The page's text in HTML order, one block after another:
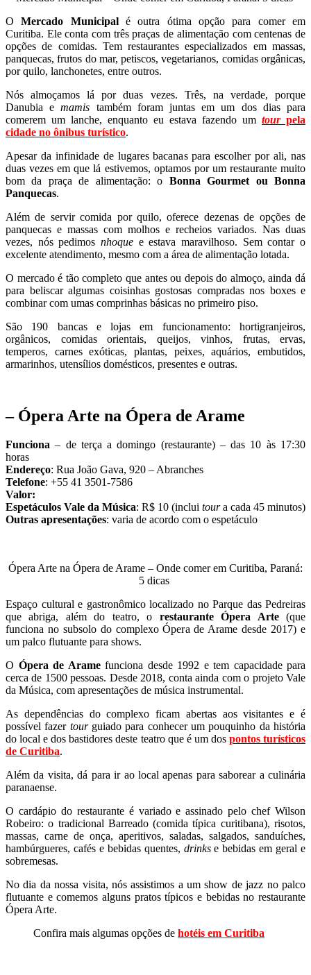
OMercado Municipalé outra ótima opção para comer em
Curitiba. Ele conta com três praças de alimentação com centenas de
opções de comidas. Tem restaurantes especializados em massas,
panquecas, frutos do mar, petiscos, vegetarianos, comidas orgânicas,
por quilo, lanchonetes, entre outros.
Nós almoçamos lá por duas vezes. Três, na verdade, porque
Danubia emamis também foram juntas em um dos dias para
comerem um lanche, enquanto eu estava fazendo um tourpela
cidade no ônibus turístico.
Apesar da infinidade de lugares bacanas para escolher por ali, nas
duas vezes em que lá estivemos, optamos por um restaurante muito
bom da praça de alimentação: o Bonna Gourmet ou Bonna
Panquecas.
Além de servir comida por quilo, oferece dezenas de opções de
panquecas e massas com molhos e recheios variados. Nas duas
vezes, nós pedimos nhoque e estava maravilhoso. Sem contar o
excelente atendimento, mesmo com a área de alimentação lotada.
O mercado é tão completo que antes ou depois do almoço, ainda dá
para beliscar algumas coisinhas gostosas compradas nos boxes e
combinar com umas comprinhas básicas no primeiro piso.
São 190 bancas e lojas em funcionamento: hortigranjeiros,
orgânicos, comidas orientais, queijos, vinhos, frutas, ervas,
temperos, carnes exóticas, plantas, peixes, aquários, embutidos,
armarinhos, utensílios domésticos, presentes e outras.
– Ópera Arte na Ópera de Arame
Funciona– de terça a domingo (restaurante) – das 10 às 17:30
horas
Endereço: Rua João Gava, 920 – Abranches
Telefone: +55 41 3501-7586
Valor:
Espetáculos Vale da Música: R$ 10 (inclui toura cada 45 minutos)
Outras apresentações: varia de acordo com o espetáculo
Ópera Arte na Ópera de Arame – Onde comer em Curitiba, Paraná:
5 dicas
Espaço cultural e gastronômico localizado no Parque das Pedreiras
que abriga, além do teatro, o restaurante Ópera Arte(que
funciona no subsolo do complexo Ópera de Arame desde 2017) e
um palco flutuante para shows.
O Ópera de Aramefunciona desde 1992 e tem capacidade para
cerca de 1500 pessoas. Desde 2018, conta ainda com o projeto Vale
da Música, com apresentações de música instrumental.
As dependências do complexo ficam abertas aos visitantes e é
possível fazer tour guiado para conhecer um pouquinho da história
do local e dos bastidores deste teatro que é um dos pontos turísticos
de Curitiba.
Além da visita, dá para ir ao local apenas para saborear a culinária
paranaense.
O cardápio do restaurante é variado e assinado pelo chef Wilson
Robeiro: o tradicional Barreado (comida típica curitibana), risotos,
massas, carne de onça, aperitivos, saladas, salgados, sanduíches,
hambúrgueres, cafés e bebidas quentes, drinkse bebidas em geral e
sobremesas.
No dia da nossa visita, nós assistimos a um show de jazz no palco
flutuante e comemos alguns pratos típicos e bebidas no restaurante
Ópera Arte.
Confira mais algumas opções de hotéis em Curitiba